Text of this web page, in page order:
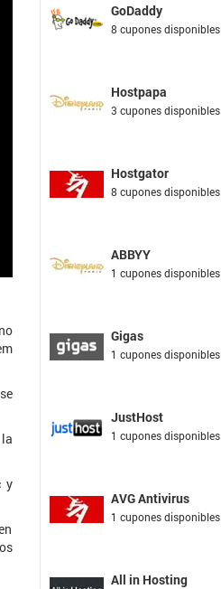
y
GoDaddy
8 cupones disponibles
Hostpapa
3 cupones disponibles
Hostgator
8 cupones disponibles
ABBYY
1 cupones disponibles
Gigas
1 cupones disponibles
JustHost
1 cupones disponibles
AVG Antivirus
1 cupones disponibles
All in Hosting